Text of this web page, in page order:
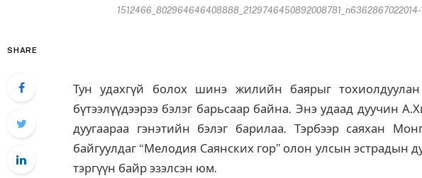
1512466_802964646408888_2129746450892008781_n6362867022014-
SHARE
Тун удахгүй болох шинэ жилийн баярыг
бүтээлүүдээрээ бэлэг барьсаар байна. Энэ удаад дуучин
дуугаараа гэнэтийн бэлэг барилаа. Тэрбээр саяхан
байгуулдаг “Мелодия Саянских гор” олон улсын эстрадын
тэргүүн байр эзэлсэн юм.